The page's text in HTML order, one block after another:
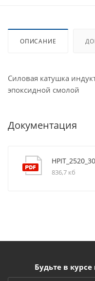
ОПИСАНИЕ
Силовая катушка
эпоксидной смолой
Документация
836,7 кб
Будьте в